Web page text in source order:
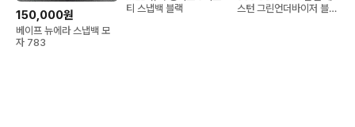
150,000원
베이프 뉴에라 스냅백 모
자 783
티 스냅백 블랙
스턴 그린언더바이저 블랙